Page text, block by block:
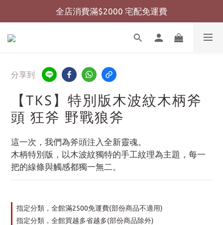
全店消費滿$999 超商免運費
全店消費滿$2000 宅配免運費
全店消費滿$999 超商免運費
分享到
【TKS】特別版木波紋木柄斧
頭 狂斧 野戰狼斧
這一次，我們為斧頭注入全新靈魂。
木柄特別版，以木波紋獨特的手工紋理為主題，每一
把的線條與觸感都獨一無二。
指定分類，全館滿2500免運費(部份商品不適用)
指定分類，全館買越多省越多(部份商品除外)